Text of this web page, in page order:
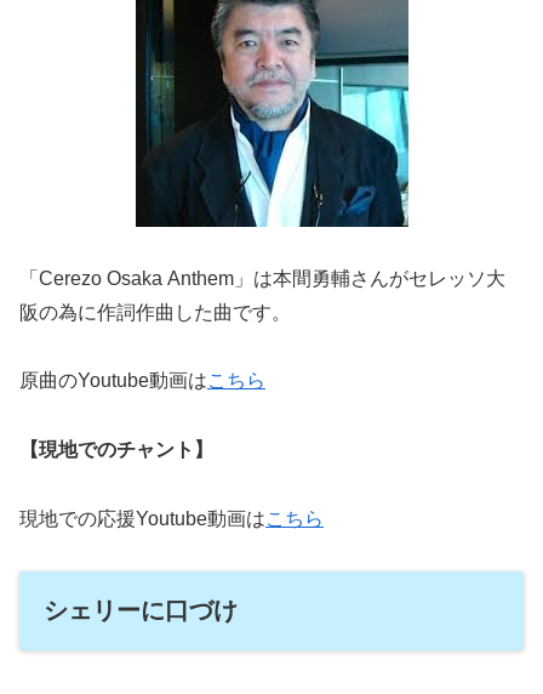
「Cerezo Osaka Anthem」は本間勇輔さんがセレッソ大
阪の為に作詞作曲した曲です。
原曲のYoutube動画はこちら
【現地でのチャント】
現地での応援Youtube動画はこちら
シェリーに口づけ